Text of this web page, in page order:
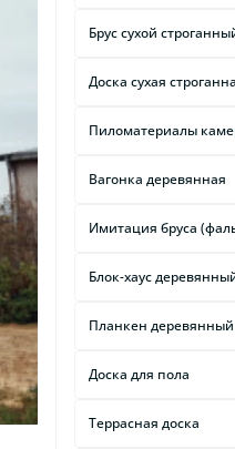
Брус сухой
Доска сухая
Пиломатериалы
Вагонка деревянная
Имитация бруса
Блок-хаус
Планкен деревянный
Доска для пола
Террасная доска